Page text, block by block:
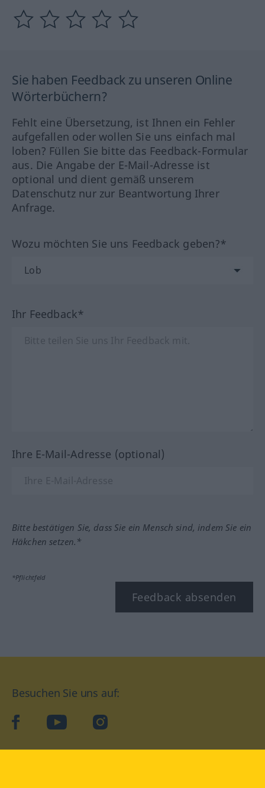
Sie haben Feedback zu unseren Online
Wörterbüchern?
Fehlt eine Übersetzung, ist Ihnen ein Fehler
aufgefallen oder wollen Sie uns einfach mal
loben? Füllen Sie bitte das Feedback-Formular
aus. Die Angabe der E-Mail-Adresse ist
optional und dient gemäß unserem
Datenschutz nur zur Beantwortung Ihrer
Anfrage.
Wozu möchten Sie uns Feedback geben?*
Ihr Feedback*
Ihre E-Mail-Adresse (optional)
Bitte bestätigen Sie, dass Sie ein Mensch sind, indem Sie ein
Häkchen setzen.*
*Pflichtfeld
Feedback absenden
Besuchen Sie uns auf:
facebookYouTube Instagram